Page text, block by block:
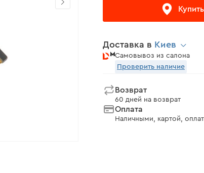
Купить
Доставка в Киев
Самовывоз из салона
Проверить наличие
Возврат
60 дней на возврат
Оплата
Наличными, картой,